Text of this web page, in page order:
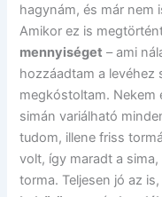
hagynám, és már nem
Amikor ez is
mennyiséget – ami
hozzáadtam a
megkóstoltam. Nekem
simán variálható
tudom, illene friss
volt, így maradt a
torma. Teljesen jó az